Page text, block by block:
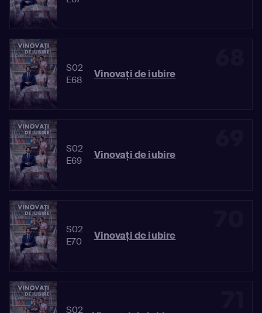
S02
E68
Vinovaţi de iubire
S02
E69
Vinovaţi de iubire
S02
E70
Vinovaţi de iubire
S02